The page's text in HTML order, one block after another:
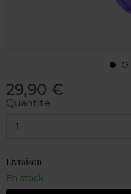
29,90 €
Quantité
1
Livraison
En stock